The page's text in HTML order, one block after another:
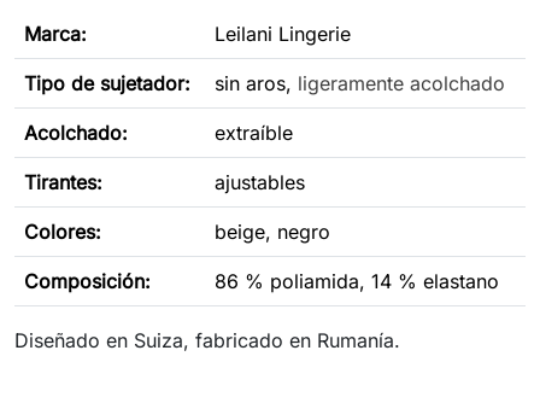
Marca: Leilani Lingerie
Tipo de sujetador: sin aros, ligeramente acolchado
Acolchado: extraíble
Tirantes: ajustables
Colores: beige, negro
Composición: 86 % poliamida, 14 % elastano
Diseñado en Suiza, fabricado en Rumanía.